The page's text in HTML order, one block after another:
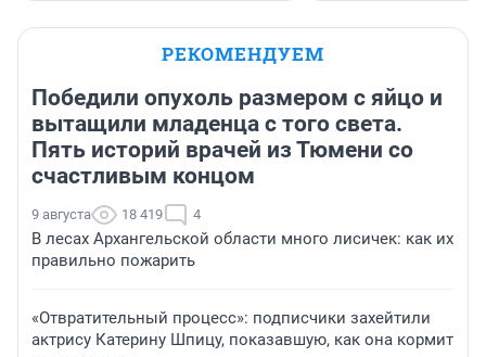
РЕКОМЕНДУЕМ
Победили опухоль размером с яйцо и
вытащили младенца с того света.
Пять историй врачей из Тюмени со
счастливым концом
9 августа 18 419 4
В лесах Архангельской области много лисичек: как их
правильно пожарить
«Отвратительный процесс»: подписчики захейтили
актрису Катерину Шпицу, показавшую, как она кормит